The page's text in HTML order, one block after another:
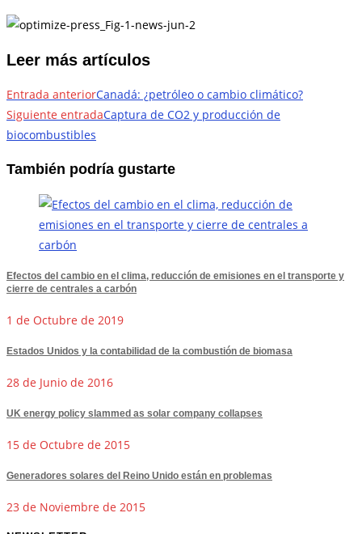
Leer más artículos
Entrada anteriorCanadá: ¿petróleo o cambio climático?
Siguiente entradaCaptura de CO2 y producción de
biocombustibles
También podría gustarte
Efectos del cambio en el clima, reducción de emisiones en el transporte y
cierre de centrales a carbón
1 de Octubre de 2019
Estados Unidos y la contabilidad de la combustión de biomasa
28 de Junio de 2016
UK energy policy slammed as solar company collapses
15 de Octubre de 2015
Generadores solares del Reino Unido están en problemas
23 de Noviembre de 2015